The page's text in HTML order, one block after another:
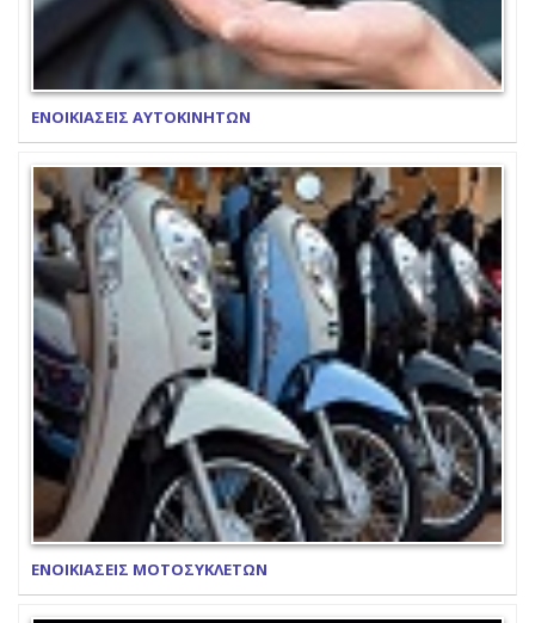
ΕΝΟΙΚΙΑΣΕΙΣ ΑΥΤΟΚΙΝΗΤΩΝ
ΕΝΟΙΚΙΑΣΕΙΣ ΜΟΤΟΣΥΚΛΕΤΩΝ